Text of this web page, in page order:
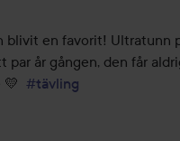
blivit en favorit! Ultratunn
par år gången, den får
💛 #tävling